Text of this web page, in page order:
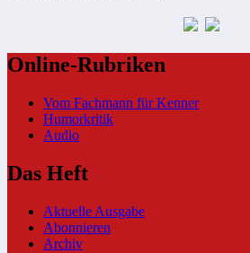
Online-Rubriken
Vom Fachmann für Kenner
Humorkritik
Audio
Das Heft
Aktuelle Ausgabe
Abonnieren
Archiv